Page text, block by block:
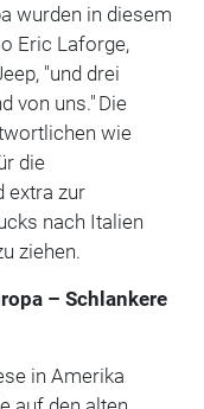
wurden in diesem
Eric Laforge,
"und drei
von uns." Die
wie
die
extra zur
nach Italien
ziehen.
– Schlankere
in Amerika